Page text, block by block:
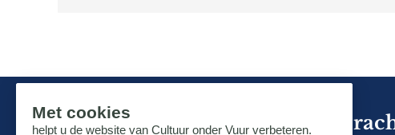
Mis niks in de strijd om ons